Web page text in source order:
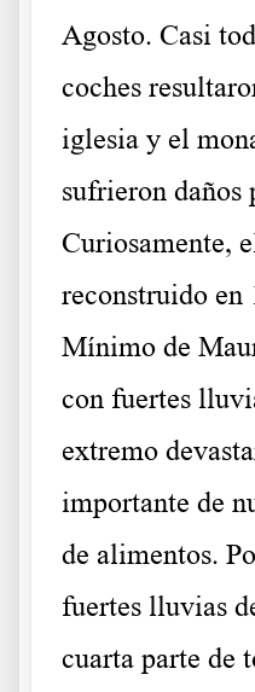
Agosto. Casi
coches
iglesia y el
sufrieron daños
Curiosamente,
reconstruido en
Mínimo de
con fuertes
extremo
importante de
de alimentos.
fuertes lluvias
cuarta parte de